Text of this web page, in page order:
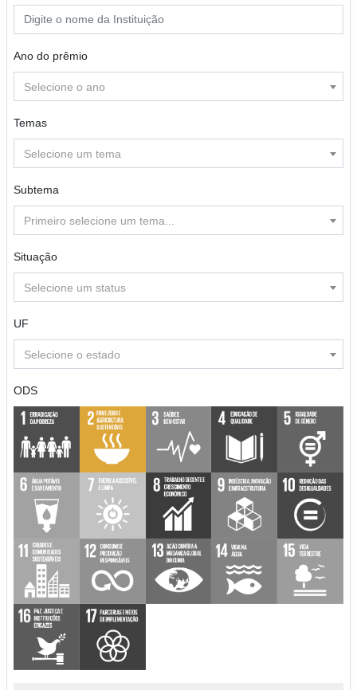
Ano do prêmio
Selecione o ano
Temas
Selecione um tema
Subtema
Primeiro selecione um tema...
Situação
Selecione um status
UF
Selecione o estado
ODS